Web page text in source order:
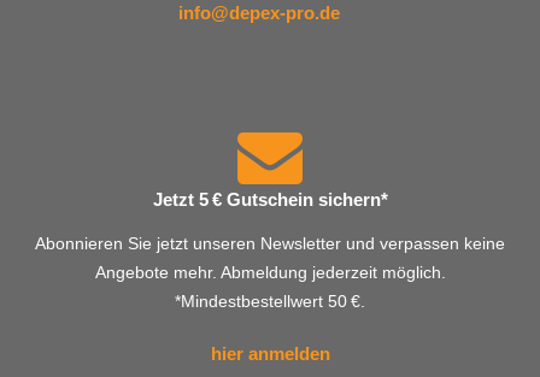
info@depex-pro.de
Jetzt 5 € Gutschein sichern*
Abonnieren Sie jetzt unseren Newsletter und verpassen keine
Angebote mehr. Abmeldung jederzeit möglich.
*Mindestbestellwert 50 €.
hier anmelden